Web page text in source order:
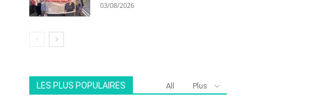
03/08/2026
LES PLUS POPULAIRES All Plus